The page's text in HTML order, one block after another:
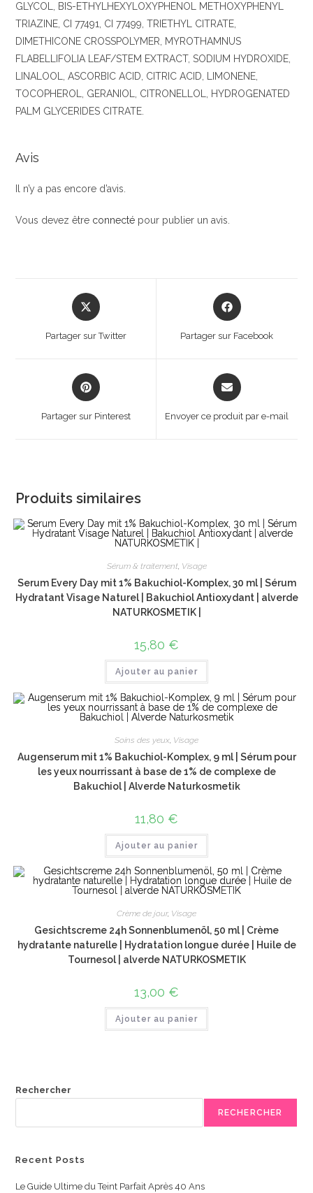
GLYCOL, BIS-ETHYLHEXYLOXYPHENOL METHOXYPHENYL
TRIAZINE, CI 77491, CI 77499, TRIETHYL CITRATE,
DIMETHICONE CROSSPOLYMER, MYROTHAMNUS
FLABELLIFOLIA LEAF/STEM EXTRACT, SODIUM HYDROXIDE,
LINALOOL, ASCORBIC ACID, CITRIC ACID, LIMONENE,
TOCOPHEROL, GERANIOL, CITRONELLOL, HYDROGENATED
PALM GLYCERIDES CITRATE.
Avis
Il n’y a pas encore d’avis.
Vous devez être connecté pour publier un avis.
Opens
in
new
Partager sur Twitter
Opens
in
Partager sur Facebook
Opens
in
Partager sur Pinterest
Opens
in
new
Envoyer ce produit par e-mail
Produits similaires
Sérum & traitement, Visage
Serum Every Day mit 1% Bakuchiol-Komplex, 30 ml | Sérum
Hydratant Visage Naturel | Bakuchiol Antioxydant | alverde
NATURKOSMETIK |
15,80 €
Ajouter au panier
Soins des yeux Visage
Augenserum mit 1% Bakuchiol-Komplex, 9 ml | Sérum pour
les yeux nourrissant à base de 1% de complexe de
Bakuchiol | Alverde Naturkosmetik
11,80 €
Ajouter au panier
Crème de jour, Visage
Gesichtscreme 24h Sonnenblumenöl, 50 ml | Crème
hydratante naturelle | Hydratation longue durée | Huile de
Tournesol | alverde NATURKOSMETIK
13,00 €
Ajouter au panier
Rechercher
RECHERCHER
Recent Posts
Le Guide Ultime du Teint Parfait Après 40 Ans